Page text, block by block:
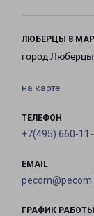
ЛЮБЕРЦЫ 8
город
на карте
ТЕЛЕФОН
+7(495) 660-11-
EMAIL
ГРАФИК РАБОТЫ